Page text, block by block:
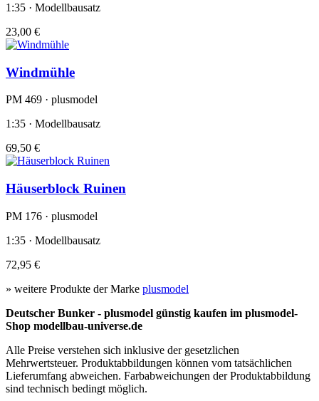
1:35 · Modellbausatz
23,00 €
Windmühle
PM 469 · plusmodel
1:35 · Modellbausatz
69,50 €
Häuserblock Ruinen
PM 176 · plusmodel
1:35 · Modellbausatz
72,95 €
» weitere Produkte der Marke plusmodel
Deutscher Bunker - plusmodel günstig kaufen im plusmodel-
Shop modellbau-universe.de
Alle Preise verstehen sich inklusive der gesetzlichen
Mehrwertsteuer. Produktabbildungen können vom tatsächlichen
Lieferumfang abweichen. Farbabweichungen der Produktabbildung
sind technisch bedingt möglich.